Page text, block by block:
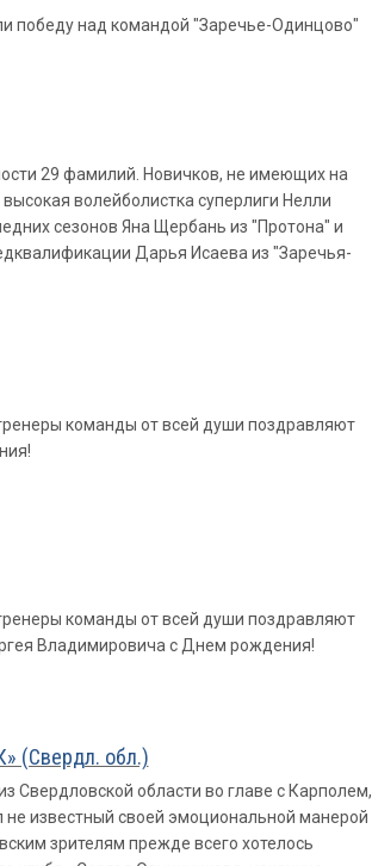
победу над командой "Заречье-Одинцово"
29 фамилий. Новичков, не имеющих на
волейболистка суперлиги Нелли
сезонов Яна Щербань из "Протона" и
Дарья Исаева из "Заречья-
команды от всей души поздравляют
команды от всей души поздравляют
Владимировича с Днем рождения!
(Свердл. обл.)
Свердловской области во главе с Карполем,
не известный своей эмоциональной манерой
зрителям прежде всего хотелось